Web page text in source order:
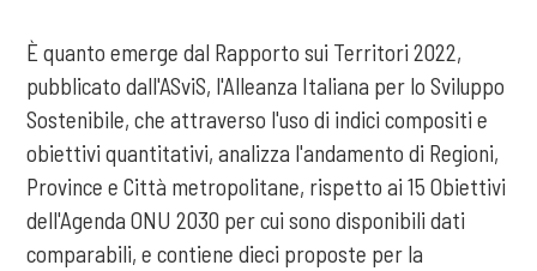
È quanto emerge dal Rapporto sui Territori 2022,
pubblicato dall'ASviS, l'Alleanza Italiana per lo Sviluppo
Sostenibile, che attraverso l'uso di indici compositi e
obiettivi quantitativi, analizza l'andamento di Regioni,
Province e Città metropolitane, rispetto ai 15 Obiettivi
dell'Agenda ONU 2030 per cui sono disponibili dati
comparabili, e contiene dieci proposte per la